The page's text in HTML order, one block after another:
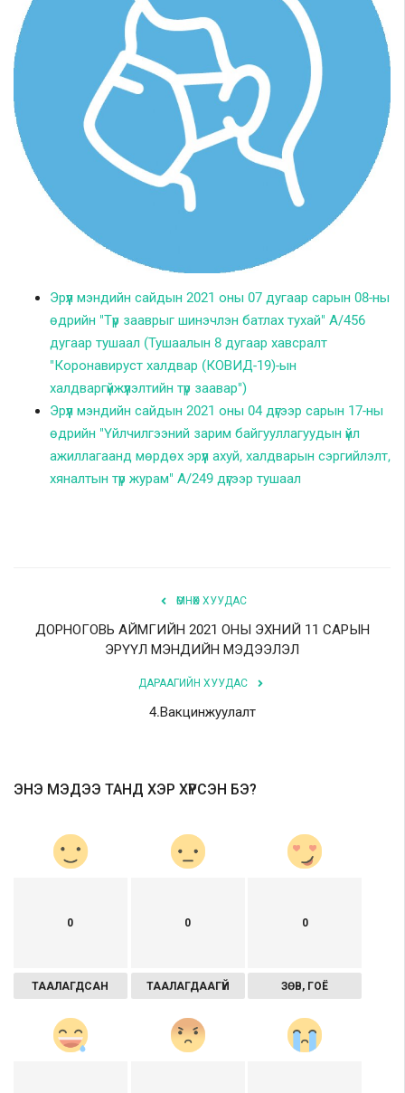
Шилэн данс
Эрүүл мэндийн сайдын 2021 оны 07 дугаар сарын 08-ны
өдрийн "Түр зааврыг шинэчлэн батлах тухай" А/456
дугаар тушаал (Тушаалын 8 дугаар хавсралт
"Коронавируст халдвар (КОВИД-19)-ын
халдваргүйжүүлэлтийн түр заавар")
Эрүүл мэндийн сайдын 2021 оны 04 дүгээр сарын 17-ны
өдрийн "Үйлчилгээний зарим байгууллагуудын үйл
ажиллагаанд мөрдөх эрүүл ахуй, халдварын сэргийлэлт,
хяналтын түр журам" А/249 дүгээр тушаал
ӨМНӨХ ХУУДАС
ДОРНОГОВЬ АЙМГИЙН 2021 ОНЫ ЭХНИЙ 11 САРЫН
ЭРҮҮЛ МЭНДИЙН МЭДЭЭЛЭЛ
ДАРААГИЙН ХУУДАС
4.Вакцинжуулалт
ЭНЭ МЭДЭЭ ТАНД ХЭР ХҮРСЭН БЭ?
0
ТААЛАГДСАН
0
ТААЛАГДААГҮЙ
0
ЗӨВ, ГОЁ